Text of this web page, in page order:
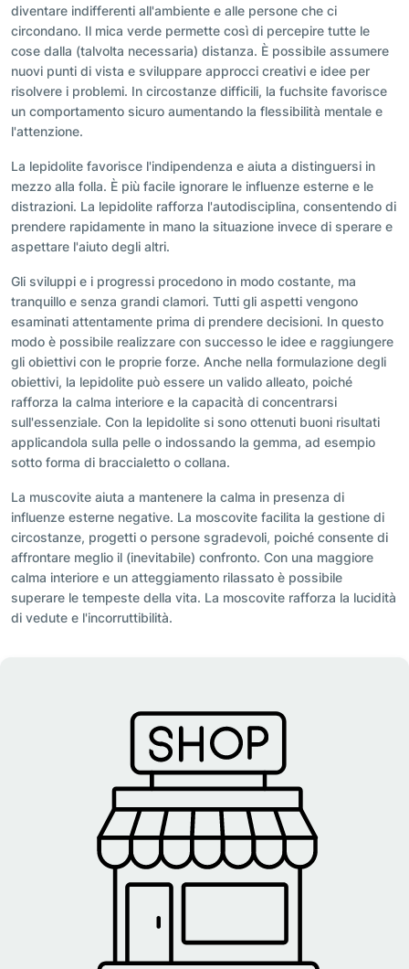
diventare indifferenti all'ambiente e alle persone che ci
circondano. Il mica verde permette così di percepire tutte le
cose dalla (talvolta necessaria) distanza. È possibile assumere
nuovi punti di vista e sviluppare approcci creativi e idee per
risolvere i problemi. In circostanze difficili, la fuchsite favorisce
un comportamento sicuro aumentando la flessibilità mentale e
l'attenzione.
La lepidolite favorisce l'indipendenza e aiuta a distinguersi in
mezzo alla folla. È più facile ignorare le influenze esterne e le
distrazioni. La lepidolite rafforza l'autodisciplina, consentendo di
prendere rapidamente in mano la situazione invece di sperare e
aspettare l'aiuto degli altri.
Gli sviluppi e i progressi procedono in modo costante, ma
tranquillo e senza grandi clamori. Tutti gli aspetti vengono
esaminati attentamente prima di prendere decisioni. In questo
modo è possibile realizzare con successo le idee e raggiungere
gli obiettivi con le proprie forze. Anche nella formulazione degli
obiettivi, la lepidolite può essere un valido alleato, poiché
rafforza la calma interiore e la capacità di concentrarsi
sull'essenziale. Con la lepidolite si sono ottenuti buoni risultati
applicandola sulla pelle o indossando la gemma, ad esempio
sotto forma di braccialetto o collana.
La muscovite aiuta a mantenere la calma in presenza di
influenze esterne negative. La moscovite facilita la gestione di
circostanze, progetti o persone sgradevoli, poiché consente di
affrontare meglio il (inevitabile) confronto. Con una maggiore
calma interiore e un atteggiamento rilassato è possibile
superare le tempeste della vita. La moscovite rafforza la lucidità
di vedute e l'incorruttibilità.